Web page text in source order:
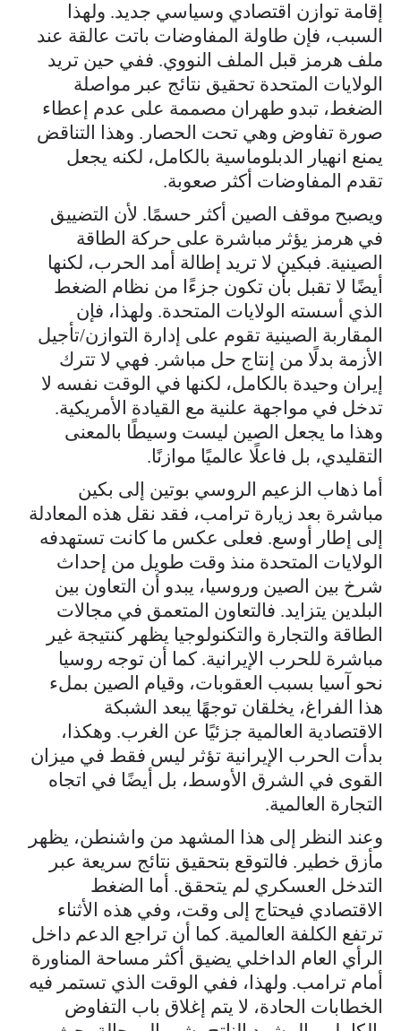
إقامة توازن اقتصادي وسياسي جديد. ولهذا
السبب، فإن طاولة المفاوضات باتت عالقة عند
ملف هرمز قبل الملف النووي. ففي حين تريد
الولايات المتحدة تحقيق نتائج عبر مواصلة
الضغط، تبدو طهران مصممة على عدم إعطاء
صورة تفاوض وهي تحت الحصار. وهذا التناقض
يمنع انهيار الدبلوماسية بالكامل، لكنه يجعل
تقدم المفاوضات أكثر صعوبة.
ويصبح موقف الصين أكثر حسمًا. لأن التضييق
في هرمز يؤثر مباشرة على حركة الطاقة
الصينية. فبكين لا تريد إطالة أمد الحرب، لكنها
أيضًا لا تقبل بأن تكون جزءًا من نظام الضغط
الذي أسسته الولايات المتحدة. ولهذا، فإن
المقاربة الصينية تقوم على إدارة التوازن/تأجيل
الأزمة بدلًا من إنتاج حل مباشر. فهي لا تترك
إيران وحيدة بالكامل، لكنها في الوقت نفسه لا
تدخل في مواجهة علنية مع القيادة الأمريكية.
وهذا ما يجعل الصين ليست وسيطًا بالمعنى
التقليدي، بل فاعلًا عالميًا موازنًا.
أما ذهاب الزعيم الروسي بوتين إلى بكين
مباشرة بعد زيارة ترامب، فقد نقل هذه المعادلة
إلى إطار أوسع. فعلى عكس ما كانت تستهدفه
الولايات المتحدة منذ وقت طويل من إحداث
شرخ بين الصين وروسيا، يبدو أن التعاون بين
البلدين يتزايد. فالتعاون المتعمق في مجالات
الطاقة والتجارة والتكنولوجيا يظهر كنتيجة غير
مباشرة للحرب الإيرانية. كما أن توجه روسيا
نحو آسيا بسبب العقوبات، وقيام الصين بملء
هذا الفراغ، يخلقان توجهًا يبعد الشبكة
الاقتصادية العالمية جزئيًا عن الغرب. وهكذا،
بدأت الحرب الإيرانية تؤثر ليس فقط في ميزان
القوى في الشرق الأوسط، بل أيضًا في اتجاه
التجارة العالمية.
وعند النظر إلى هذا المشهد من واشنطن، يظهر
مأزق خطير. فالتوقع بتحقيق نتائج سريعة عبر
التدخل العسكري لم يتحقق. أما الضغط
الاقتصادي فيحتاج إلى وقت، وفي هذه الأثناء
ترتفع الكلفة العالمية. كما أن تراجع الدعم داخل
الرأي العام الداخلي يضيق أكثر مساحة المناورة
أمام ترامب. ولهذا، ففي الوقت الذي تستمر فيه
الخطابات الحادة، لا يتم إغلاق باب التفاوض